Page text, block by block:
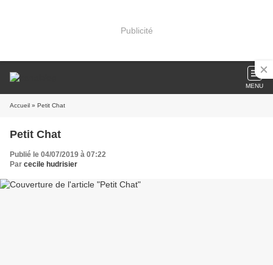
Publicité
MENU
Accueil » Petit Chat
Petit Chat
Publié le 04/07/2019 à 07:22
Par cecile hudrisier